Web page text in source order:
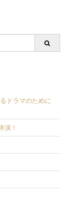
ドラマのために
演！